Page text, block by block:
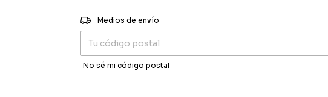
Entregas para el CP:
Medios de envío
No sé mi código postal